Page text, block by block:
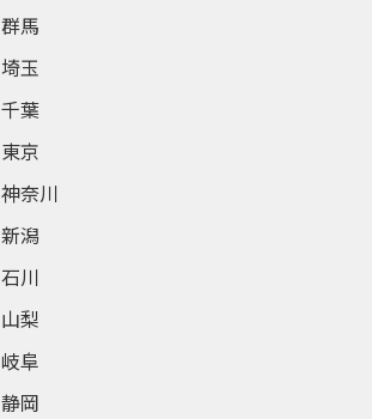
群馬
埼玉
千葉
東京
神奈川
新潟
石川
山梨
岐阜
静岡